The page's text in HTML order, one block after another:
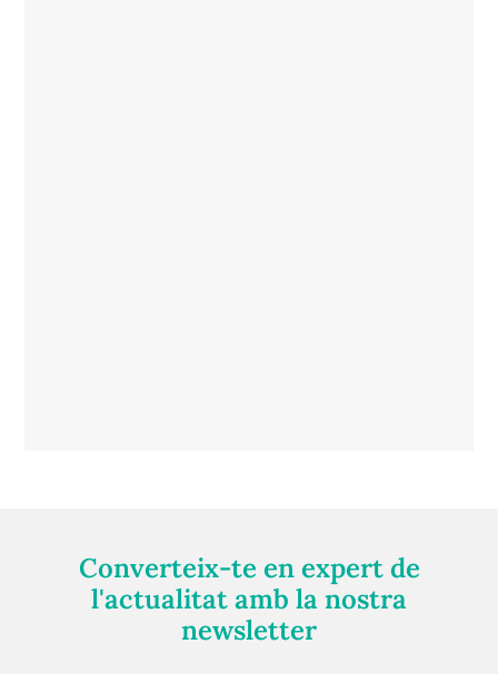
Converteix-te en expert de
l'actualitat amb la nostra
newsletter